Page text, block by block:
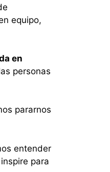
equipo,
en
personas
pararnos
entender
para